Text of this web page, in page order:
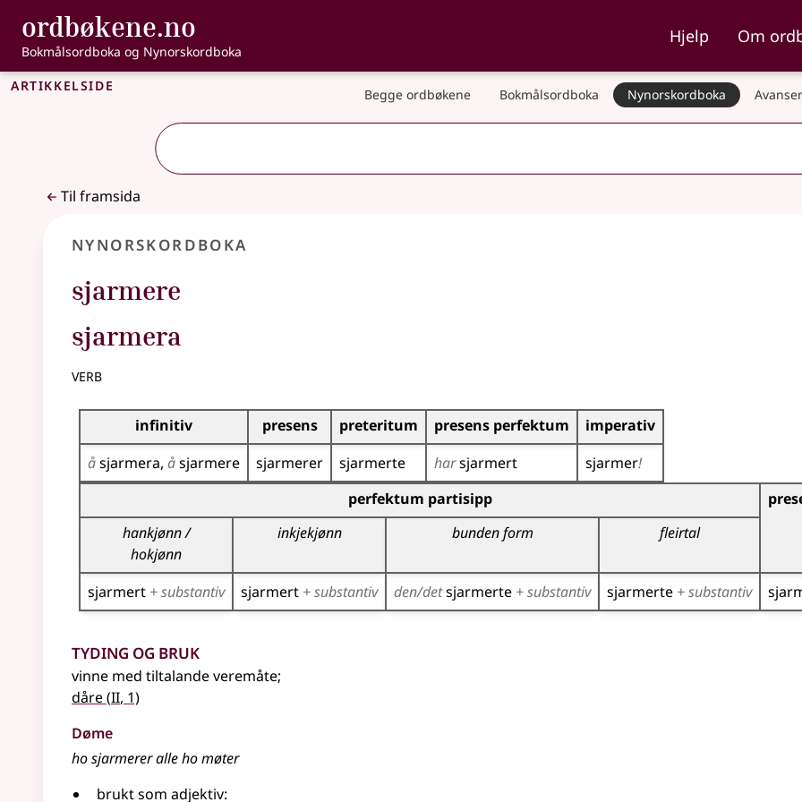
Gå til hovudinnhald
Tilgjenge
ordbøkene.no , Bokmålsordboka og Nynorskordboka
Bokmålsordboka og Nynorskordboka
Hjelp Om
Artikkelside Begge ordbøkene Bokmålsordboka Nynorskordboka
Til framsida
Nynorskordboka
sjarmere
sjarmera
verb
Bøyningstabell for dette verbet
infinitiv presens preteritum presens perfektum
imperativ
åsjarmera åsjarmere sjarmerer sjarmerte harsjarmert sjarmer!
Bøyningstabell for dette verbet (partisippformer)perfektum partisipp
hankjønn /
hokjønn
inkjekjønn bunden form fleirtal
sjarmert + substantiv sjarmert + substantiv den/detsjarmerte + substantiv sjarmerte + substantiv
Tyding og bruk
vinne med tiltalande veremåte;
dåre(2
II, 1)
Døme
ho sjarmerer alle ho møter
brukt som adjektiv: